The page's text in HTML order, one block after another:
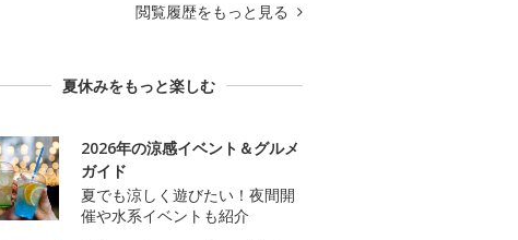
閲覧履歴をもっと見る
夏休みをもっと楽しむ
2026年の涼感イベント＆グルメ
ガイド
夏でも涼しく遊びたい！夜間開
催や水系イベントも紹介